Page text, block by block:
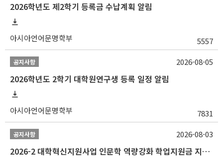
2026학년도 제2학기 등록금 수납계획 알림
아시아언어문명학부 5557
공지사항
2026학년도 2학기 대학원연구생 등록 일정 알림
아시아언어문명학부 7831
2026-08-05
공지사항
2026-2 대학혁신지원사업 인문학 역량강화 학업지원금 지원 선발 안내 (학/석/박사)
2026-08-03